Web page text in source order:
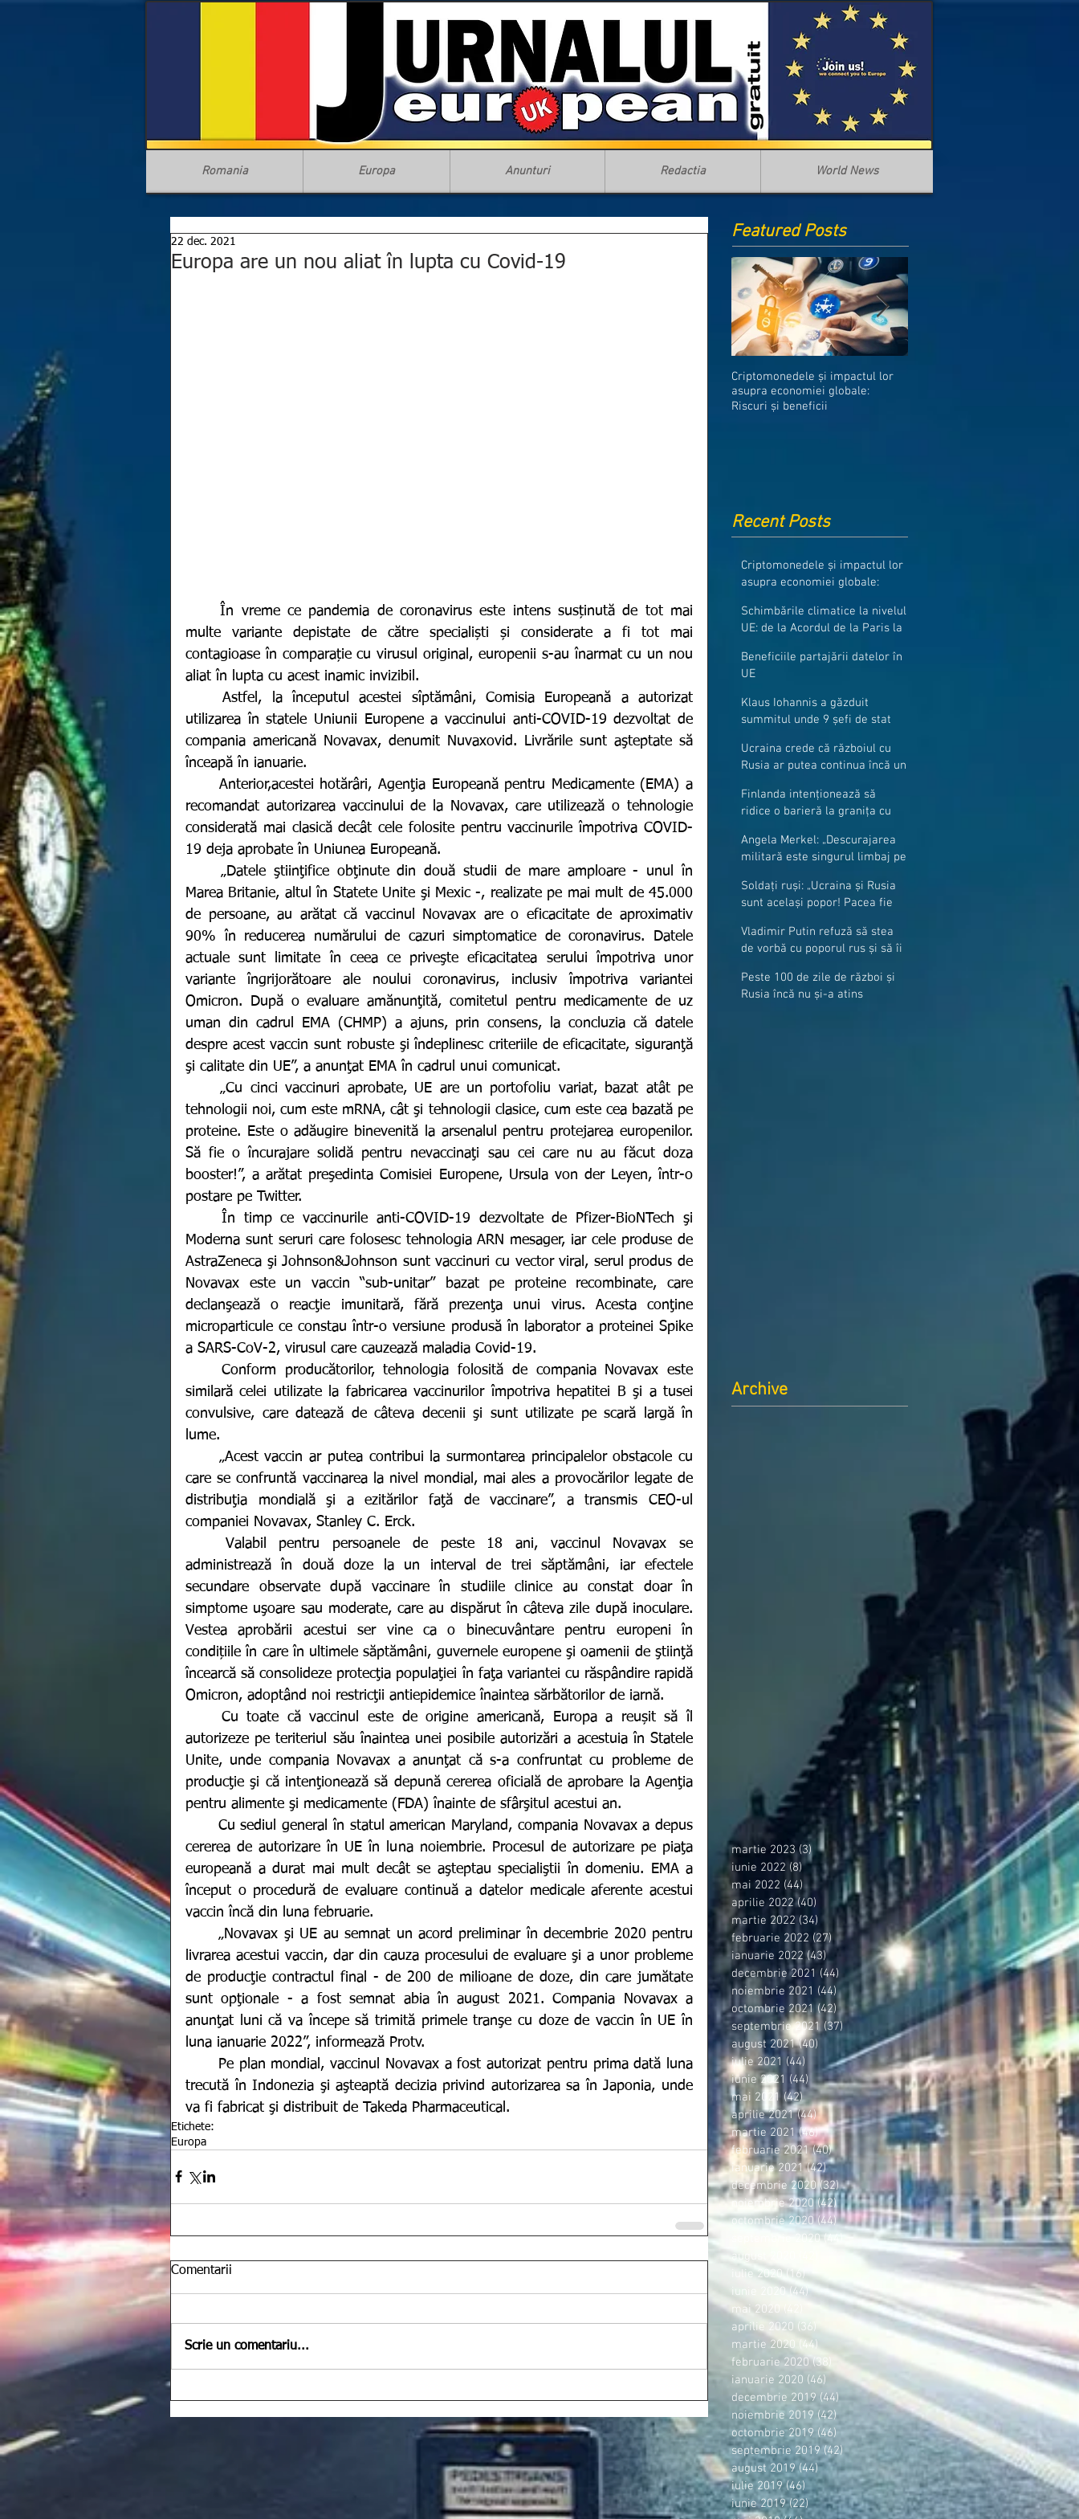
Romania Europa Anunturi Redactia World News
Europa are un nou aliat în lupta cu Covid-19
22 dec. 2021
	În vreme ce pandemia de coronavirus este intens susținută de tot mai
multe variante depistate de către specialiști și considerate a fi tot mai
contagioase în comparație cu virusul original, europenii s-au înarmat cu un nou
aliat în lupta cu acest inamic invizibil.
	Astfel, la începutul acestei sîptămâni, Comisia Europeană a autorizat
utilizarea în statele Uniunii Europene a vaccinului anti-COVID-19 dezvoltat de
compania americană Novavax, denumit Nuvaxovid. Livrările sunt aşteptate să
înceapă în ianuarie.
recomandat autorizarea vaccinului de la Novavax, care utilizează o tehnologie
considerată mai clasică decât cele folosite pentru vaccinurile împotriva COVID-
19 deja aprobate în Uniunea Europeană.
Marea Britanie, altul în Statete Unite şi Mexic -, realizate pe mai mult de 45.000
de persoane, au arătat că vaccinul Novavax are o eficacitate de aproximativ
90% în reducerea numărului de cazuri simptomatice de coronavirus. Datele
actuale sunt limitate în ceea ce priveşte eficacitatea serului împotriva unor
variante îngrijorătoare ale noului coronavirus, inclusiv împotriva variantei
Omicron. După o evaluare amănunţită, comitetul pentru medicamente de uz
uman din cadrul EMA (CHMP) a ajuns, prin consens, la concluzia că datele
despre acest vaccin sunt robuste şi îndeplinesc criteriile de eficacitate, siguranţă
şi calitate din UE”, a anunţat EMA în cadrul unui comunicat.
	„Cu cinci vaccinuri aprobate, UE are un portofoliu variat, bazat atât pe
tehnologii noi, cum este mRNA, cât şi tehnologii clasice, cum este cea bazată pe
proteine. Este o adăugire binevenită la arsenalul pentru protejarea europenilor.
Să fie o încurajare solidă pentru nevaccinaţi sau cei care nu au făcut doza
booster!”, a arătat preşedinta Comisiei Europene, Ursula von der Leyen, într-o
postare pe Twitter.
Moderna sunt seruri care folosesc tehnologia ARN mesager, iar cele produse de
AstraZeneca şi Johnson&Johnson sunt vaccinuri cu vector viral, serul produs de
Novavax este un vaccin “sub-unitar” bazat pe proteine recombinate, care
declanşează o reacţie imunitară, fără prezenţa unui virus. Acesta conţine
microparticule ce constau într-o versiune produsă în laborator a proteinei Spike
a SARS-CoV-2, virusul care cauzează maladia Covid-19.
similară celei utilizate la fabricarea vaccinurilor împotriva hepatitei B şi a tusei
convulsive, care datează de câteva decenii şi sunt utilizate pe scară largă în
lume.
care se confruntă vaccinarea la nivel mondial, mai ales a provocărilor legate de
distribuţia mondială şi a ezitărilor faţă de vaccinare”, a transmis CEO-ul
companiei Novavax, Stanley C. Erck.
administrează în două doze la un interval de trei săptămâni, iar efectele
secundare observate după vaccinare în studiile clinice au constat doar în
simptome uşoare sau moderate, care au dispărut în câteva zile după inoculare.
Vestea aprobării acestui ser vine ca o binecuvântare pentru europeni în
condițiile în care în ultimele săptămâni, guvernele europene şi oamenii de ştiinţă
încearcă să consolideze protecţia populaţiei în faţa variantei cu răspândire rapidă
Omicron, adoptând noi restricţii antiepidemice înaintea sărbătorilor de iarnă.
autorizeze pe teriteriul său înaintea unei posibile autorizări a acestuia în Statele
Unite, unde compania Novavax a anunţat că s-a confruntat cu probleme de
producţie şi că intenţionează să depună cererea oficială de aprobare la Agenţia
pentru alimente şi medicamente (FDA) înainte de sfârşitul acestui an.
cererea de autorizare în UE în luna noiembrie. Procesul de autorizare pe piaţa
europeană a durat mai mult decât se aşteptau specialiştii în domeniu. EMA a
început o procedură de evaluare continuă a datelor medicale aferente acestui
vaccin încă din luna februarie.
	„Novavax şi UE au semnat un acord preliminar în decembrie 2020 pentru
livrarea acestui vaccin, dar din cauza procesului de evaluare şi a unor probleme
de producţie contractul final - de 200 de milioane de doze, din care jumătate
sunt opţionale - a fost semnat abia în august 2021. Compania Novavax a
anunţat luni că va începe să trimită primele tranşe cu doze de vaccin în UE în
luna ianuarie 2022”, informează Protv.
trecută în Indonezia şi aşteaptă decizia privind autorizarea sa în Japonia, unde
va fi fabricat şi distribuit de Takeda Pharmaceutical.
Etichete:
Europa
Comentarii
Scrie un comentariu...
Featured Posts
Criptomonedele și impactul lor
asupra economiei globale:
Riscuri și beneficii
Recent Posts
Criptomonedele și impactul lor
asupra economiei globale:
Schimbările climatice la nivelul
UE: de la Acordul de la Paris la
Beneficiile partajării datelor în
UE
Klaus Iohannis a găzduit
summitul unde 9 șefi de stat
granițe
Ucraina crede că războiul cu
Rusia ar putea continua încă un
Finlanda intenționează să
ridice o barieră la granița cu
Angela Merkel: „Descurajarea
militară este singurul limbaj pe
Soldați ruși: „Ucraina și Rusia
sunt același popor! Pacea fie
Vladimir Putin refuză să stea
de vorbă cu poporul rus și să îi
Peste 100 de zile de război și
Rusia încă nu și-a atins
Archive
martie 2023 (3)3 postări
iunie 2022 (8)8 postări
mai 2022 (44) 44 postări
aprilie 2022 (40) 40 postări
martie 2022 (34) 34 postări
februarie 2022 (27) 27 postări
ianuarie 2022 (43)43 postări
decembrie 2021 (44) 44 postări
noiembrie 2021 (44)44 postări
octombrie 2021 (42)42 postări
septembrie 2021 (37) 37 postări
august 2021 (40) 40 postări
iulie 2021 (44) 44 postări
iunie 2021 (44) 44 postări
mai 2021 (42)42 postări
aprilie 2021 (44)44 postări
martie 2021 (46)46 postări
februarie 2021 (40)40 postări
ianuarie 2021 (42)42 postări
decembrie 2020 (32)32 postări
noiembrie 2020 (42)42 postări
octombrie 2020 (44)44 postări
septembrie 2020 (44)44 postări
august 2020
42 postări
iulie 2020 (16)16 postări
iunie 2020 (44)44 postări
mai 2020
42 postări
aprilie 2020 (36)36 postări
martie 2020 (44) 44 postări
februarie 2020 (38)
38 postări
ianuarie 2020 (46) 46 postări
decembrie 2019 (44)44 postări
noiembrie 2019 (42)42 postări
octombrie 2019 (46) 46 postări
septembrie 2019 (42) 42 postări
august 2019 (44)44 postări
iulie 2019 (46) 46 postări
iunie 2019 (22)22 postări